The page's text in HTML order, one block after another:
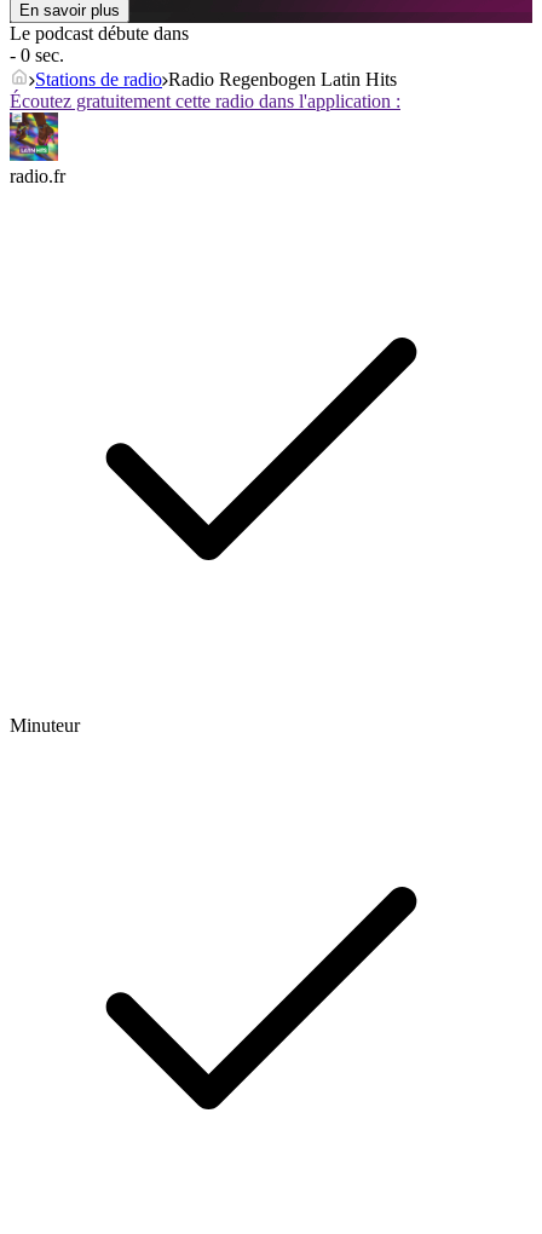
En savoir plus
Le podcast débute dans
- 0 sec.
Stations de radio Radio Regenbogen Latin Hits
Écoutez gratuitement cette radio dans l'application :
radio.fr
Minuteur